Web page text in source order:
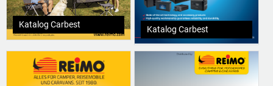
Katalog Carbest
Katalog Carbest